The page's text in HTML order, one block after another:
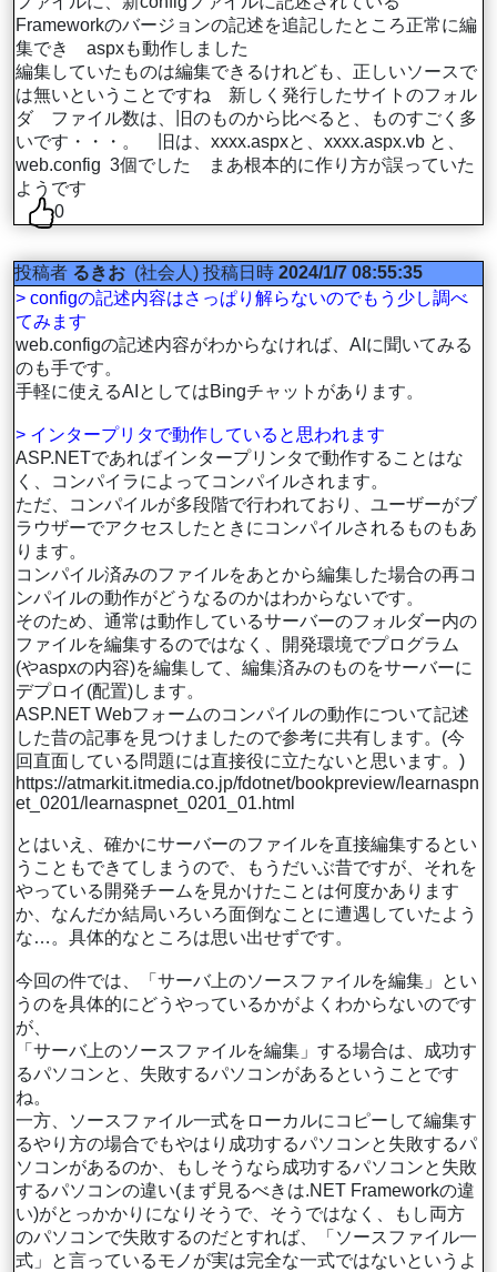
Frameworkのバージョンの記述を追記したところ正常に編
集でき aspxも動作しました
編集していたものは編集できるけれども、正しいソースで
は無いということですね 新しく発行したサイトのフォル
ダ ファイル数は、旧のものから比べると、ものすごく多
いです・・・。 旧は、xxxx.aspxと、xxxx.aspx.vb と、
web.config 3個でした まあ根本的に作り方が誤っていた
ようです
0
投稿者 るきお (社会人) 投稿日時 2024/1/7 08:55:35
> configの記述内容はさっぱり解らないのでもう少し調べ
てみます
web.configの記述内容がわからなければ、AIに聞いてみる
のも手です。
手軽に使えるAIとしてはBingチャットがあります。
> インタープリタで動作していると思われます
ASP.NETであればインタープリンタで動作することはな
く、コンパイラによってコンパイルされます。
ただ、コンパイルが多段階で行われており、ユーザーがブ
ラウザーでアクセスしたときにコンパイルされるものもあ
ります。
コンパイル済みのファイルをあとから編集した場合の再コ
ンパイルの動作がどうなるのかはわからないです。
そのため、通常は動作しているサーバーのフォルダー内の
ファイルを編集するのではなく、開発環境でプログラム
(やaspxの内容)を編集して、編集済みのものをサーバーに
デプロイ(配置)します。
ASP.NET Webフォームのコンパイルの動作について記述
した昔の記事を見つけましたので参考に共有します。(今
回直面している問題には直接役に立たないと思います。)
https://atmarkit.itmedia.co.jp/fdotnet/bookpreview/learnaspn
et_0201/learnaspnet_0201_01.html
とはいえ、確かにサーバーのファイルを直接編集するとい
うこともできてしまうので、もうだいぶ昔ですが、それを
やっている開発チームを見かけたことは何度かあります
か、なんだか結局いろいろ面倒なことに遭遇していたよう
な…。具体的なところは思い出せずです。
今回の件では、「サーバ上のソースファイルを編集」とい
うのを具体的にどうやっているかがよくわからないのです
が、
「サーバ上のソースファイルを編集」する場合は、成功す
るパソコンと、失敗するパソコンがあるということです
ね。
一方、ソースファイル一式をローカルにコピーして編集す
るやり方の場合でもやはり成功するパソコンと失敗するパ
ソコンがあるのか、もしそうなら成功するパソコンと失敗
するパソコンの違い(まず見るべきは.NET Frameworkの違
い)がとっかかりになりそうで、そうではなく、もし両方
のパソコンで失敗するのだとすれば、「ソースファイル一
式」と言っているモノが実は完全な一式ではないというよ